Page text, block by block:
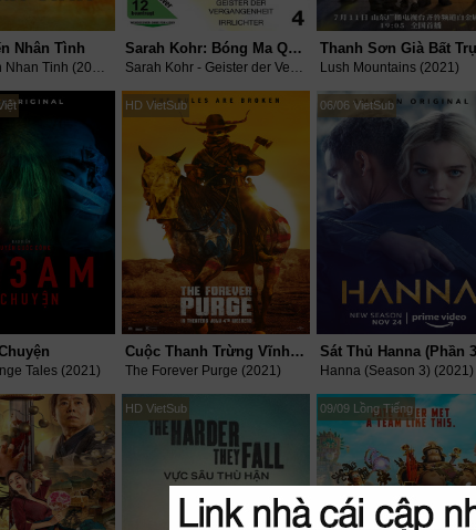
Nhân Tình
Cuoc Chien Nhan Tinh (2021)
Sarah Kohr: Bóng Ma Quá Khứ
Sarah Kohr - Geister der Vergangenheit (2021)
Thanh Sơn Già Bất Trụ
Lush Mountains (2021)
Tales (2021)
HD VietSub
Cuộc Thanh Trừng Vĩnh Viễn
The Forever Purge (2021)
06/06 VietSub
Sát Thủ Hanna (Phần
Hanna (Season 3) (2021)
HD VietSub 09/09 Lồng Tiếng